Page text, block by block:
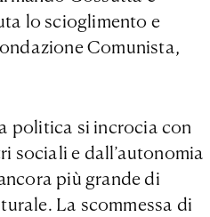
lo scioglimento e
Comunista,
politica si incrocia con
sociali e dall’autonomia
più grande di
La scommessa di